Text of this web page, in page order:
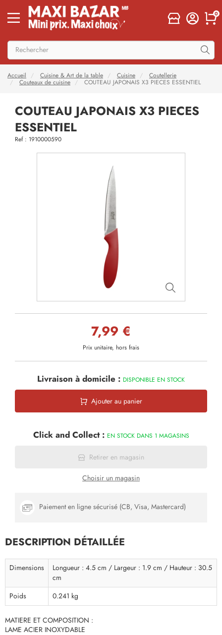
0
Accueil Cuisine & Art de la table Cuisine
Coutellerie
Couteaux de cuisine
COUTEAU JAPONAIS X3 PIECES ESSENTIEL
COUTEAU JAPONAIS X3 PIECES
ESSENTIEL
Ref : 1910000590
7,99 €
Prix unitaire, hors frais
Livraison à domicile : DISPONIBLE EN STOCK
Ajouter au panier
Click and Collect : EN STOCK DANS 1 MAGASINS
Retirer en magasin
Choisir un magasin
Paiement en ligne sécurisé (CB, Visa, Mastercard)
DESCRIPTION DÉTAILLÉE
Dimensions
Longueur : 4.5 cm / Largeur : 1.9 cm / Hauteur : 30.5
cm
Poids
0.241 kg
MATIERE ET COMPOSITION :
LAME ACIER INOXYDABLE